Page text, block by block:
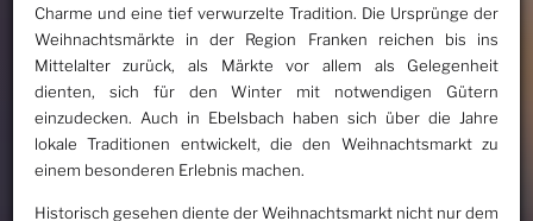
Charme und eine tief verwurzelte Tradition. Die Ursprünge der
Weihnachtsmärkte in der Region Franken reichen bis ins
Mittelalter zurück, als Märkte vor allem als Gelegenheit
dienten, sich für den Winter mit notwendigen Gütern
einzudecken. Auch in Ebelsbach haben sich über die Jahre
lokale Traditionen entwickelt, die den Weihnachtsmarkt zu
einem besonderen Erlebnis machen.
Historisch gesehen diente der Weihnachtsmarkt nicht nur dem